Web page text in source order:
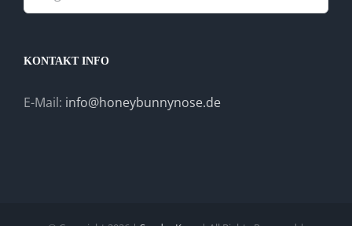
KONTAKT INFO
E-Mail: info@honeybunnynose.de